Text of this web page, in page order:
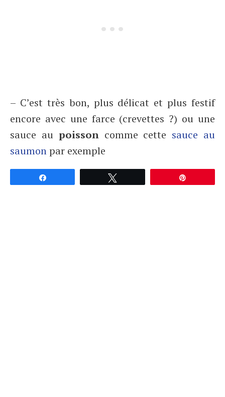
– C’est très bon, plus délicat et plus festif
encore avec une farce (crevettes ?) ou une
sauce au poissoncomme cette sauce au
saumonpar exemple